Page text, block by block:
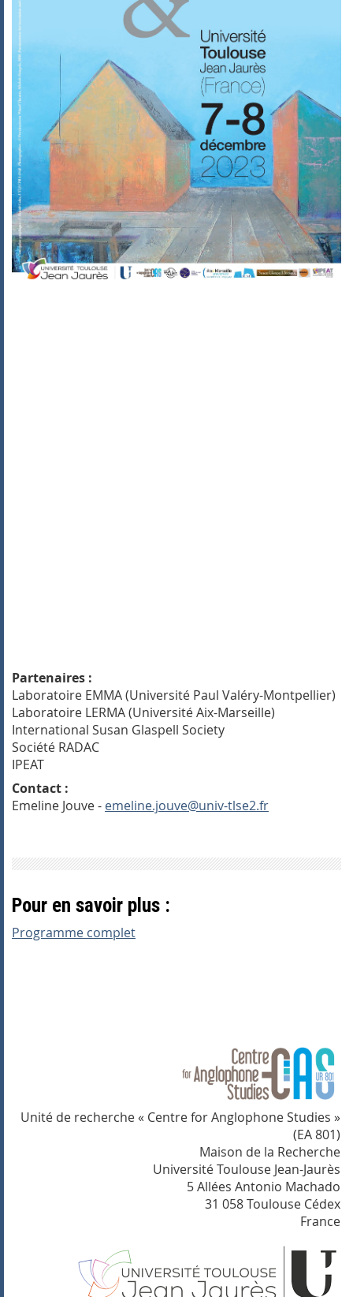
Partenaires :
Laboratoire EMMA (Université Paul Valéry-Montpellier)
Laboratoire LERMA (Université Aix-Marseille)
International Susan Glaspell Society
Société RADAC
IPEAT
Contact :
Emeline Jouve - emeline.jouve@univ-tlse2.fr
Pour en savoir plus :
Programme complet
Unité de recherche « Centre for Anglophone Studies »
(EA 801)
Maison de la Recherche
Université Toulouse Jean-Jaurès
5 Allées Antonio Machado
31 058 Toulouse Cédex
France